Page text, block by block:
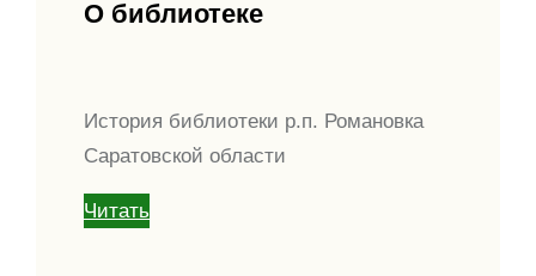
О библиотеке
История библиотеки р.п. Романовка
Саратовской области
Читать